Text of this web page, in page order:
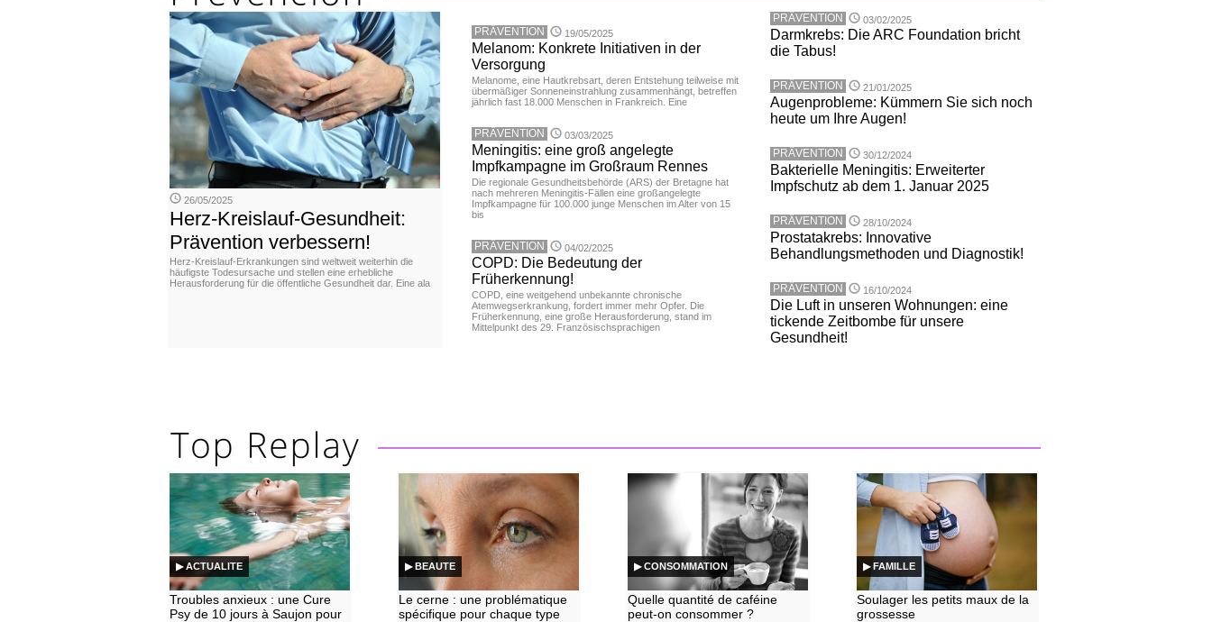
26/05/2025
Herz-Kreislauf-Gesundheit:
Prävention verbessern!
Herz-Kreislauf-Erkrankungen sind weltweit weiterhin die
häufigste Todesursache und stellen eine erhebliche
Herausforderung für die öffentliche Gesundheit dar. Eine ala
PRÄVENTION 19/05/2025
Melanom: Konkrete Initiativen in der
Versorgung
Melanome, eine Hautkrebsart, deren Entstehung teilweise mit
übermäßiger Sonneneinstrahlung zusammenhängt, betreffen
jährlich fast 18.000 Menschen in Frankreich. Eine
PRÄVENTION 03/03/2025
Meningitis: eine groß angelegte
Impfkampagne im Großraum Rennes
Die regionale Gesundheitsbehörde (ARS) der Bretagne hat
nach mehreren Meningitis-Fällen eine großangelegte
Impfkampagne für 100.000 junge Menschen im Alter von 15
bis
PRÄVENTION 04/02/2025
COPD: Die Bedeutung der
Früherkennung!
COPD, eine weitgehend unbekannte chronische
Atemwegserkrankung, fordert immer mehr Opfer. Die
Früherkennung, eine große Herausforderung, stand im
Mittelpunkt des 29. Französischsprachigen
PRÄVENTION 03/02/2025
Darmkrebs: Die ARC Foundation bricht
die Tabus!
PRÄVENTION 21/01/2025
Augenprobleme: Kümmern Sie sich noch
heute um Ihre Augen!
PRÄVENTION 30/12/2024
Bakterielle Meningitis: Erweiterter
Impfschutz ab dem 1. Januar 2025
PRÄVENTION 28/10/2024
Prostatakrebs: Innovative
Behandlungsmethoden und Diagnostik!
PRÄVENTION 16/10/2024
Die Luft in unseren Wohnungen: eine
tickende Zeitbombe für unsere
Gesundheit!
▶ ACTUALITE
Troubles anxieux : une Cure
Psy de 10 jours à Saujon pour
▶ BEAUTE
Le cerne : une problématique
spécifique pour chaque type
▶ CONSOMMATION
Quelle quantité de caféine
peut-on consommer ?
▶ FAMILLE
Soulager les petits maux de la
grossesse